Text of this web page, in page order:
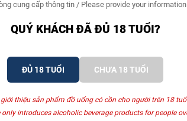
cung cấp thông tin / Please provide your information
QUÝ KHÁCH ĐÃ ĐỦ 18 TUỔI?
ĐỦ 18 TUỔI CHƯA 18 TUỔI
giới thiệu sản phẩm đồ uống có cồn cho người trên 18
only introduces alcoholic beverage products for people
email hoặc/và tin nhắn SMS, liên lạc mạng
thủ tục hoàn tiền cho khách hàng kể từ khi
được tiền hoàn từ 5-7 ngày làm việc.
tục hoàn tiền từ 5-7 ngày làm việc và gửi